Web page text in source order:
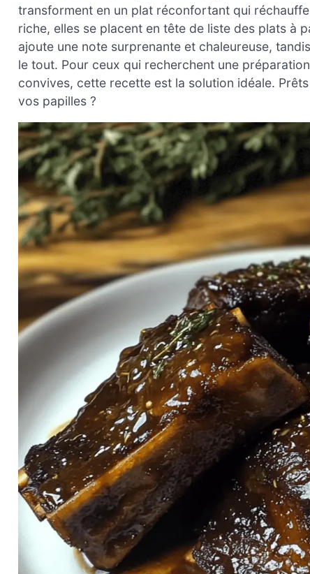
transforment en un plat réconfortant qui
riche, elles se placent en tête de liste des plats à
ajoute une note surprenante et chaleureuse,
le tout. Pour ceux qui recherchent une
convives, cette recette est la solution idéale.
vos papilles ?